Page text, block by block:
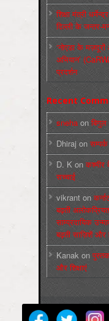
शिक्षा मंत्री
दिल्ली के जन्तर-
‘नोएडा के
अभियान’
प्रदर्शन
Recent
sneha on बिगुल
Dhiraj on सम्पर्क
D. K on कश्मीर
सच्चाई
vikrant on
बढ़ती
साम्प्रदायिक
बढ़ती साज़िशें और
Kanak on
और शिक्षाएं
मज़दूर बिगुल